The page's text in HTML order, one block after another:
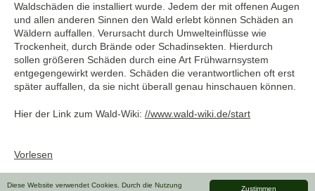
Zustimmen
Diese Website verwendet Cookies. Durch die Nutzung
Waldschäden die installiert wurde. Jedem der mit offenen Augen
und allen anderen Sinnen den Wald erlebt können Schäden an
Wäldern auffallen. Verursacht durch Umwelteinflüsse wie
Trockenheit, durch Brände oder Schadinsekten. Hierdurch
sollen größeren Schäden durch eine Art Frühwarnsystem
entgegengewirkt werden. Schäden die verantwortlichen oft erst
später auffallen, da sie nicht überall genau hinschauen können.
Hier der Link zum Wald-Wiki: //www.wald-wiki.de/start
Vorlesen